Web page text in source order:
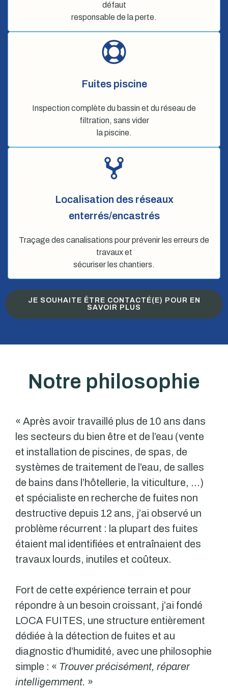
défaut
responsable de la perte.
Fuites piscine
Inspection complète du bassin et du réseau de
filtration, sans vider
la piscine.
Localisation des réseaux
enterrés/encastrés
Traçage des canalisations pour prévenir les erreurs de
travaux et
sécuriser les chantiers.
JE SOUHAITE ÊTRE CONTACTÉ(E) POUR EN
SAVOIR PLUS
Notre philosophie
« Après avoir travaillé plus de 10 ans dans
les secteurs du bien être et de l’eau (vente
et installation de piscines, de spas, de
systèmes de traitement de l’eau, de salles
de bains dans l’hôtellerie, la viticulture, …)
et spécialiste en recherche de fuites non
destructive depuis 12 ans, j’ai observé un
problème récurrent : la plupart des fuites
étaient mal identifiées et entraînaient des
travaux lourds, inutiles et coûteux.
Fort de cette expérience terrain et pour
répondre à un besoin croissant, j’ai fondé
LOCA FUITES, une structure entièrement
dédiée à la détection de fuites et au
diagnostic d’humidité, avec une philosophie
simple : « Trouver précisément, réparer
intelligemment. »